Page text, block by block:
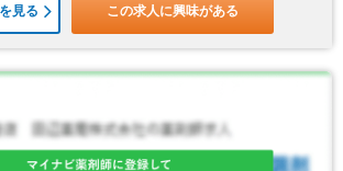
見る この求人に興味がある